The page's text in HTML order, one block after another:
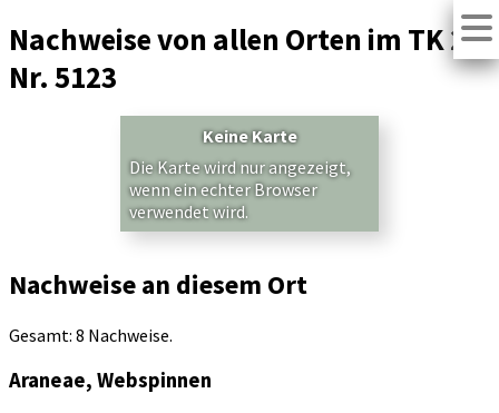
Nachweise von allen Orten im TK 25
Nr. 5123
Keine Karte
Die Karte wird nur angezeigt,
wenn ein echter Browser
verwendet wird.
Nachweise an diesem Ort
Gesamt: 8 Nachweise.
Araneae, Webspinnen